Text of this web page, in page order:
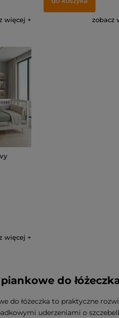
więcej zobacz
więcej
do
do łóżeczka to praktyczne
uderzeniami o